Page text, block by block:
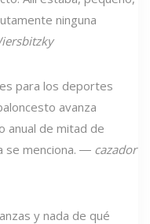
ninguna
para los deportes
avanza
anual de mitad de
se menciona. ― cazador
y nada de qué